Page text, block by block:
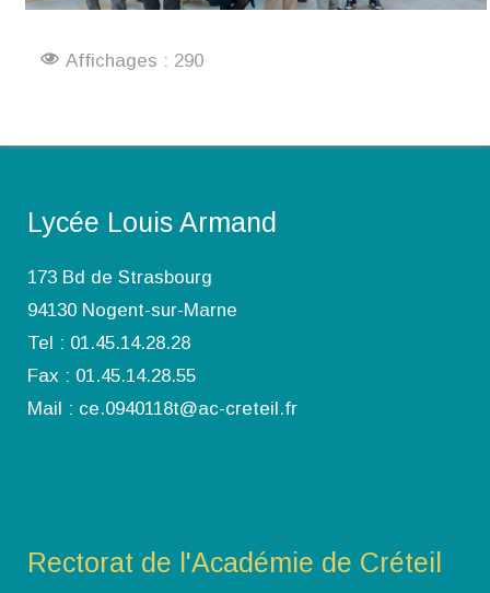
Affichages : 290
Lycée Louis Armand
173 Bd de Strasbourg
94130 Nogent-sur-Marne
Tel : 01.45.14.28.28
Fax : 01.45.14.28.55
Mail : ce.0940118t@ac-creteil.fr
Rectorat de l'Académie de Créteil